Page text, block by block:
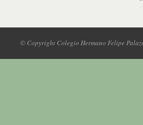
© Copyright Colegio Hermano Felipe